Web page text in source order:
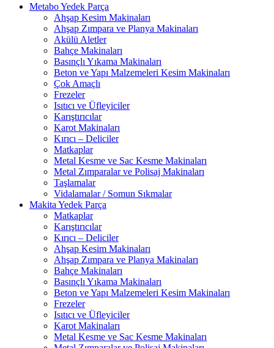
Metabo Yedek Parça
Ahşap Kesim Makinaları
Ahşap Zımpara ve Planya Makinaları
Akülü Aletler
Bahçe Makinaları
Basınçlı Yıkama Makinaları
Beton ve Yapı Malzemeleri Kesim Makinaları
Çok Amaçlı
Frezeler
Isıtıcı ve Üfleyiciler
Karıştırıcılar
Karot Makinaları
Kırıcı – Deliciler
Matkaplar
Metal Kesme ve Sac Kesme Makinaları
Metal Zımparalar ve Polisaj Makinaları
Taşlamalar
Vidalamalar / Somun Sıkmalar
Makita Yedek Parça
Matkaplar
Karıştırıcılar
Kırıcı – Deliciler
Ahşap Kesim Makinaları
Ahşap Zımpara ve Planya Makinaları
Bahçe Makinaları
Basınçlı Yıkama Makinaları
Beton ve Yapı Malzemeleri Kesim Makinaları
Frezeler
Isıtıcı ve Üfleyiciler
Karot Makinaları
Metal Kesme ve Sac Kesme Makinaları